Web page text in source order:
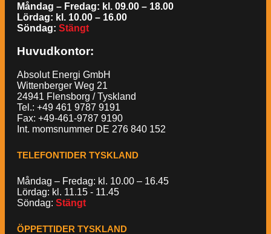
Måndag – Fredag: kl. 09.00 – 18.00
Lördag: kl. 10.00 – 16.00
Söndag: Stängt
Huvudkontor:
Absolut Energi GmbH
Wittenberger Weg 21
24941 Flensborg / Tyskland
Tel.: +49 461 9787 9191
Fax: +49-461-9787 9190
Int. momsnummer DE 276 840 152
TELEFONTIDER TYSKLAND
Måndag – Fredag: kl. 10.00 – 16.45
Lördag: kl. 11.15 - 11.45
Söndag: Stängt
ÖPPETTIDER TYSKLAND